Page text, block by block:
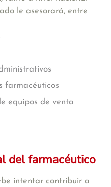
le asesorará, entre
farmacéuticos
equipos de venta
del farmacéutico
intentar contribuir a